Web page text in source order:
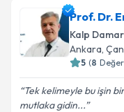
Prof. Dr.
Kalp
Ankara,
5 (8
Tek kelimeyle bu işin
mutlaka gidin...